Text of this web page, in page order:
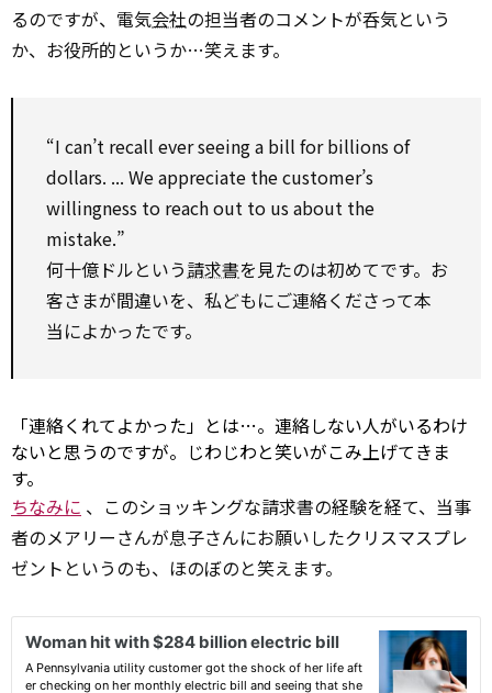
るのですが、電気会社の担当者のコメントが呑気という
か、お役所的というか…笑えます。
“I can’t recall ever seeing a bill forbillions of
dollars. ... Weappreciate the customer’s
willingness to reach out to us about the
mistake.”
何十億ドルという請求書を見たのは初めてです。お
客さまが間違いを、私どもにご連絡くださって本
当によかったです。
「連絡くれてよかった」とは…。連絡しない人がいるわけ
ないと思うのですが。じわじわと笑いがこみ上げてきま
す。
ちなみに 、このショッキングな請求書の経験を経て、当事
者のメアリーさんが息子さんにお願いしたクリスマスプレ
ゼントというのも、ほのぼのと笑えます。